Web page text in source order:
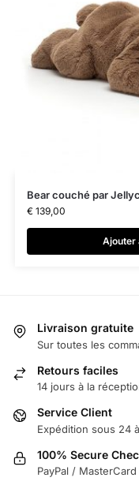
Bear couché par
€139,00
Ajouter
Livraison gratuite
Sur toutes les
Retours faciles
14 jours à la
Service Client
Expédition sous 24
100% Secure
PayPal /